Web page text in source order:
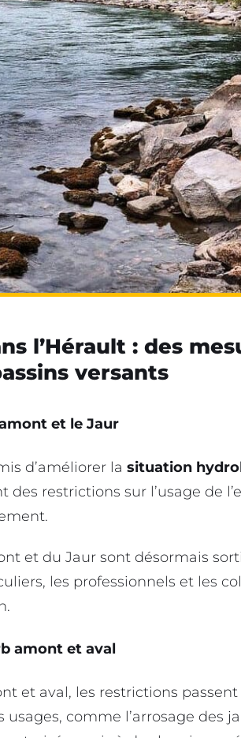
l’Hérault : des
versants
et le Jaur
d’améliorer la situation
restrictions sur l’usage de
et du Jaur sont désormais
les professionnels et les
amont et aval
et aval, les restrictions passent
comme l’arrosage des